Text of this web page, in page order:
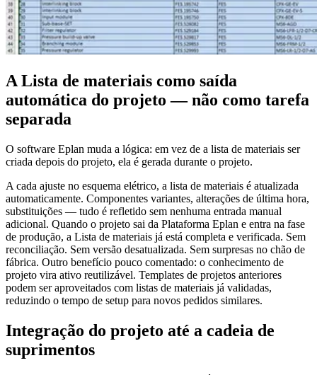
A Lista de materiais como saída
automática do projeto — não como tarefa
separada
O software Eplan muda a lógica: em vez de a lista de materiais ser
criada depois do projeto, ela é gerada durante o projeto.
A cada ajuste no esquema elétrico, a lista de materiais é atualizada
automaticamente. Componentes variantes, alterações de última hora,
substituições — tudo é refletido sem nenhuma entrada manual
adicional. Quando o projeto sai da Plataforma Eplan e entra na fase
de produção, a Lista de materiais já está completa e verificada. Sem
reconciliação. Sem versão desatualizada. Sem surpresas no chão de
fábrica. Outro benefício pouco comentado: o conhecimento de
projeto vira ativo reutilizável. Templates de projetos anteriores
podem ser aproveitados com listas de materiais já validadas,
reduzindo o tempo de setup para novos pedidos similares.
Integração do projeto até a cadeia de
suprimentos